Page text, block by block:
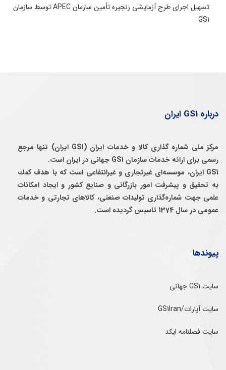
تسهیل اجرای طرح آزمایشی زنجیره تأمین سازمان APEC توسط سازمان
GS1
درباره GS1 ایران
مرکز ملی شماره گذاری کالا و خدمات ایران (GS1 ایران) تنها مرجع
رسمی برای ارائه خدمات سازمان GS1 جهانی در ایران است.
GS1 ایران، موسسه‌ای غيرتجاری و غيرانتفاعی است كه با هدف كمك
به تحقيق و پيشرفت امور بازرگانی و صنايع كشور و ايجاد امكانات
علمی جهت شماره‌گذاری توليدات صنعتی، كالاهای تجارتی و خدمات
عمومی در سال 1374 تاسيس گرديده است.
پیوندها
سایت GS1 جهانی
سایت آپارات/GS1Iran
سایت فصلنامه ایکد